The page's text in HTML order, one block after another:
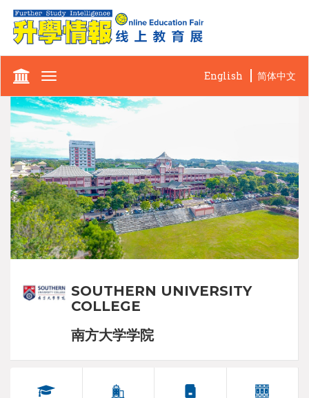
Toggle
English 简体中文
SOUTHERN UNIVERSITY
COLLEGE
南方大学学院